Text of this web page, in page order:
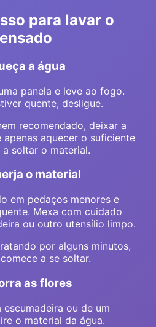
para lavar o
a água
panela e leve ao fogo.
quente, desligue.
recomendado, deixar a
apenas aquecer o suficiente
a soltar o material.
o material
em pedaços menores e
Mexa com cuidado
ou outro utensílio limpo.
por alguns minutos,
a se soltar.
as flores
escumadeira ou de um
o material da água.